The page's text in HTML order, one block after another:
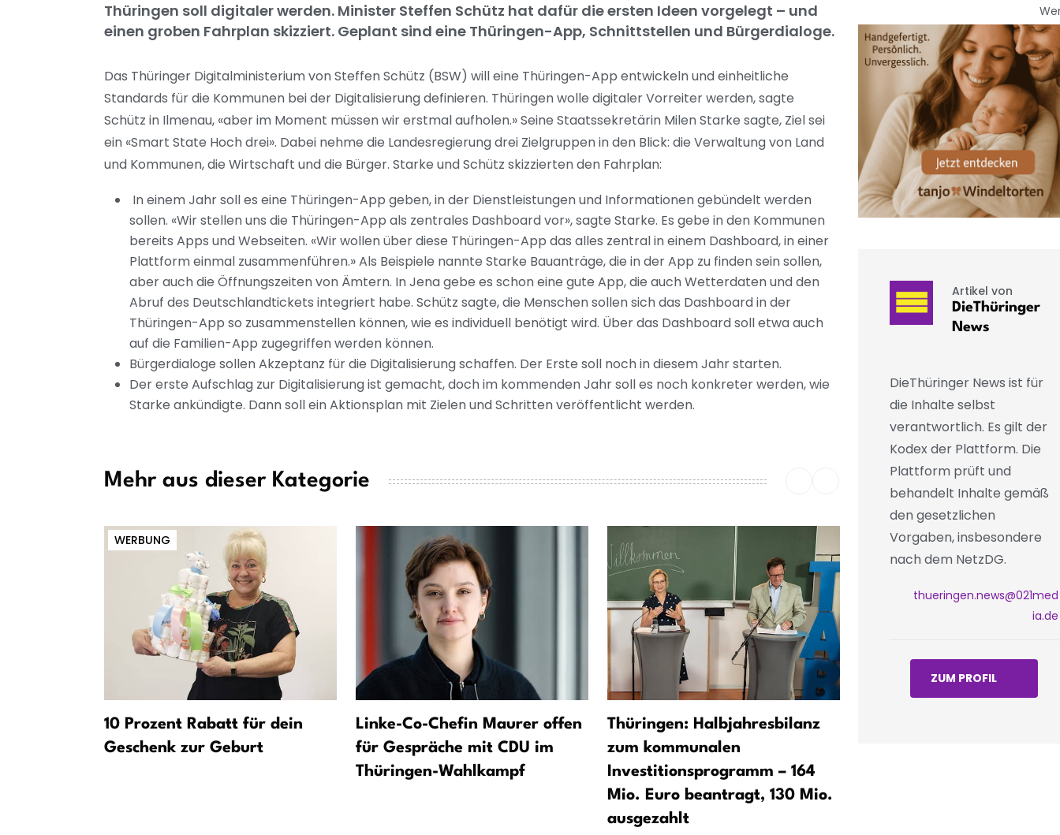
Thüringen soll digitaler werden. Minister Steffen Schütz hat dafür die ersten Ideen vorgelegt – und
einen groben Fahrplan skizziert. Geplant sind eine Thüringen-App, Schnittstellen und Bürgerdialoge.
Das Thüringer Digitalministerium von Steffen Schütz (BSW) will eine Thüringen-App entwickeln und einheitliche
Standards für die Kommunen bei der Digitalisierung definieren. Thüringen wolle digitaler Vorreiter werden, sagte
Schütz in Ilmenau, «aber im Moment müssen wir erstmal aufholen.» Seine Staatssekretärin Milen Starke sagte, Ziel sei
ein «Smart State Hoch drei». Dabei nehme die Landesregierung drei Zielgruppen in den Blick: die Verwaltung von Land
und Kommunen, die Wirtschaft und die Bürger. Starke und Schütz skizzierten den Fahrplan:
In einem Jahr soll es eine Thüringen-App geben, in der Dienstleistungen und Informationen gebündelt werden
sollen. «Wir stellen uns die Thüringen-App als zentrales Dashboard vor», sagte Starke. Es gebe in den Kommunen
bereits Apps und Webseiten. «Wir wollen über diese Thüringen-App das alles zentral in einem Dashboard, in einer
Plattform einmal zusammenführen.» Als Beispiele nannte Starke Bauanträge, die in der App zu finden sein sollen,
aber auch die Öffnungszeiten von Ämtern. In Jena gebe es schon eine gute App, die auch Wetterdaten und den
Abruf des Deutschlandtickets integriert habe. Schütz sagte, die Menschen sollen sich das Dashboard in der
Thüringen-App so zusammenstellen können, wie es individuell benötigt wird. Über das Dashboard soll etwa auch
auf die Familien-App zugegriffen werden können.
Bürgerdialoge sollen Akzeptanz für die Digitalisierung schaffen. Der Erste soll noch in diesem Jahr starten.
Der erste Aufschlag zur Digitalisierung ist gemacht, doch im kommenden Jahr soll es noch konkreter werden, wie
Starke ankündigte. Dann soll ein Aktionsplan mit Zielen und Schritten veröffentlicht werden.
Mehr aus dieser Kategorie
WERBUNG
10 Prozent Rabatt für dein
Geschenk zur Geburt
Linke-Co-Chefin Maurer offen
für Gespräche mit CDU im
Thüringen-Wahlkampf
Thüringen: Halbjahresbilanz
zum kommunalen
Investitionsprogramm – 164
Mio. Euro beantragt, 130 Mio.
ausgezahlt
Artikel von
DieThüringer
News
DieThüringer News ist für
die Inhalte selbst
verantwortlich. Es gilt der
Kodex der Plattform. Die
Plattform prüft und
behandelt Inhalte gemäß
den gesetzlichen
Vorgaben, insbesondere
nach dem NetzDG.
thueringen.news@021med
ia.de
ZUM PROFIL